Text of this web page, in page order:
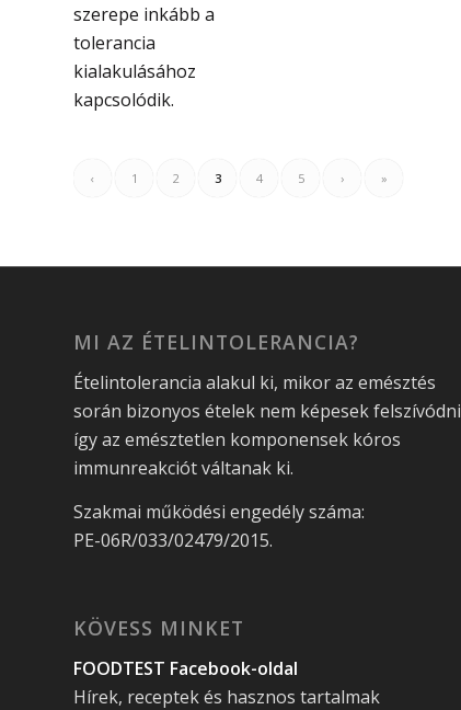
szerepe inkább a
tolerancia
kialakulásához
kapcsolódik.
‹ 1 2 3 4 5 › »
MI AZ ÉTELINTOLERANCIA?
Ételintolerancia alakul ki, mikor az emésztés
során bizonyos ételek nem képesek felszívódni
így az emésztetlen komponensek kóros
immunreakciót váltanak ki.
Szakmai működési engedély száma:
PE-06R/033/02479/2015.
KÖVESS MINKET
FOODTEST Facebook-oldal
Hírek, receptek és hasznos tartalmak